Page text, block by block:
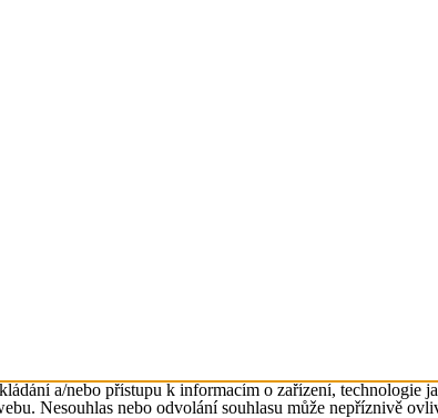
a/nebo přístupu k informacím o zařízení, technologie
Nesouhlas nebo odvolání souhlasu může nepříznivě